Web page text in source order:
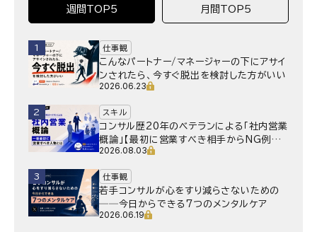
週間TOP5 月間TOP5
1 仕事観
こんなパートナー/マネージャーの下にアサイ
ンされたら、今すぐ脱出を検討した方がいい
2026.06.23
2 スキル
コンサル歴20年のベテランによる「社内営業
概論」【最初に営業すべき相手からNG例ま
で】
2026.08.03
3 仕事観
若手コンサルが心をすり減らさないための
──今日からできる7つのメンタルケア
2026.06.19